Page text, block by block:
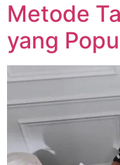
Metode
yang